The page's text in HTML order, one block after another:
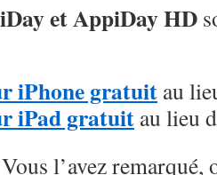
et AppiDay HD
iPhone gratuit au
iPad gratuit au lieu
Vous l’avez remarqué,